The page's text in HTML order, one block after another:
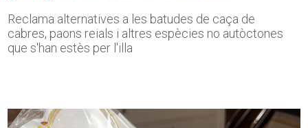
Reclama alternatives a les batudes de caça de
cabres, paons reials i altres espècies no autòctones
que s'han estès per l'illa